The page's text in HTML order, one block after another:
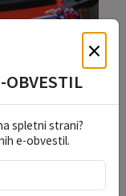
NOVO
×
OBVESTIL
spletni strani?
e-obvestil.